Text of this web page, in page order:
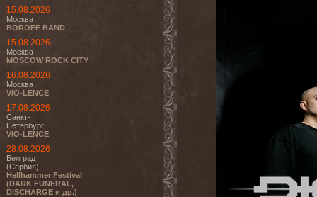
15.08.2026
Москва
BOROFF BAND
15.08.2026
Москва
MOSCOW ROCK CITY
16.08.2026
Москва
VIO-LENCE
17.08.2026
Санкт-
Петербург
VIO-LENCE
28.08.2026
Белград
(Сербия)
Hellhammer Festival
(DARK FUNERAL,
DISCHARGE и др.)